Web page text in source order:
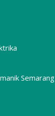
Semarang